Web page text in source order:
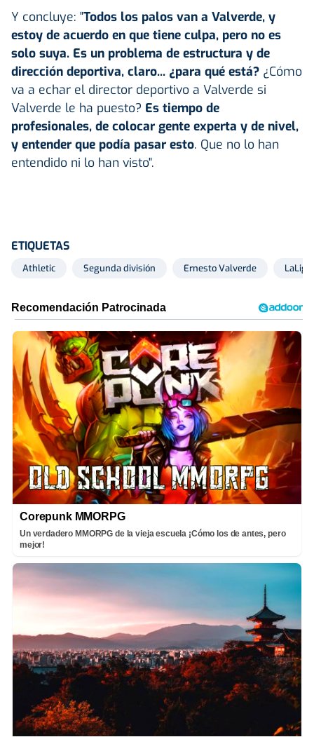
Y concluye: "Todos los palos van a Valverde, y
estoy de acuerdo en que tiene culpa, pero no es
solo suya. Es un problema de estructura y de
dirección deportiva, claro... ¿para qué está? ¿Cómo
va a echar el director deportivo a Valverde si
Valverde le ha puesto? Es tiempo de
profesionales, de colocar gente experta y de nivel,
y entender que podía pasar esto. Que no lo han
entendido ni lo han visto".
ETIQUETAS
Athletic Segunda división Ernesto Valverde LaLiga
Corepunk MMORPG
Un verdadero MMORPG de la vieja escuela ¡Cómo los de antes, pero
mejor!